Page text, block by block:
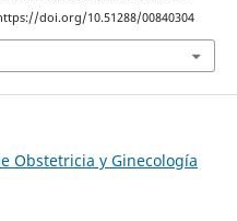
doi.org/10.51288/00840304
Obstetricia y Ginecología